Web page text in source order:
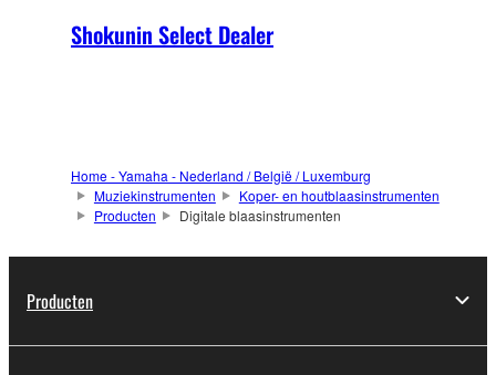
Shokunin Select Dealer
Home - Yamaha - Nederland / België / Luxemburg
Muziekinstrumenten
Koper- en houtblaasinstrumenten
Producten
Digitale blaasinstrumenten
Producten